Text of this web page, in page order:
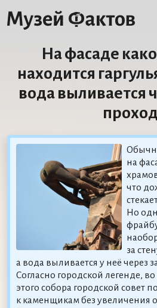
На фасаде
находится
вода выливается
на
что
Но
за
а вода выливается у неё через
Согласно городской легенде,
этого собора городской совет
к каменщикам без увеличения